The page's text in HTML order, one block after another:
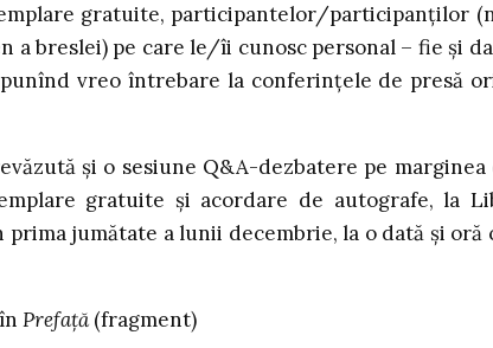
gratuite, participantelor/participanţilor
a breslei) pe care le/îi cunosc personal – fie şi
vreo întrebare la conferinţele de presă
şi o sesiune Q&A-dezbatere pe marginea
gratuite şi acordare de autografe, la
jumătate a lunii decembrie, la o dată şi oră
Prefaţă (fragment)